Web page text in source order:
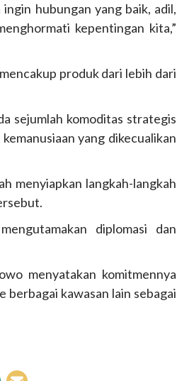
hubungan yang baik, adil,
kepentingan kita,”
produk dari lebih dari
sejumlah komoditas strategis
yang dikecualikan
menyiapkan langkah-langkah
diplomasi dan
menyatakan komitmennya
berbagai kawasan lain sebagai